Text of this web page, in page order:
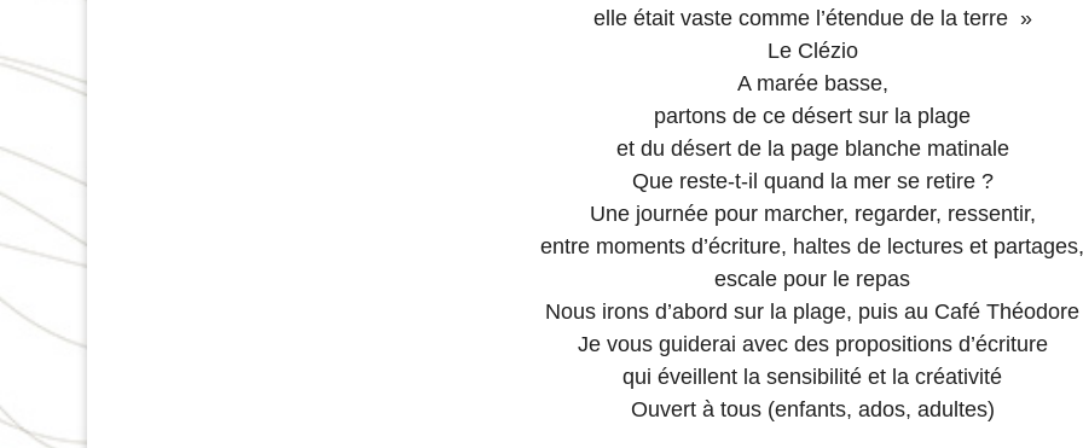
elle était vaste comme l’étendue de la terre »
Le Clézio
A marée basse,
partons de ce désert sur la plage
et du désert de la page blanche matinale
Que reste-t-il quand la mer se retire ?
Une journée pour marcher, regarder, ressentir,
entre moments d’écriture, haltes de lectures et partages,
escale pour le repas
Nous irons d’abord sur la plage, puis au Café Théodore
Je vous guiderai avec des propositions d’écriture
qui éveillent la sensibilité et la créativité
Ouvert à tous (enfants, ados, adultes)